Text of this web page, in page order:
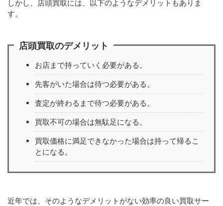
しかし、店頭買取には、以下のようなデメリットもありま
す。
店頭買取のデメリット
お店まで持っていく必要がある。
先客がいた場合は待つ必要がある。
査定が終わるまで待つ必要がある。
買取不可の場合は無駄足になる。
買取価格に満足できなかった場合は持って帰るこ
とになる。
近年では、そのようなデメリットがない効率の良い買取サー